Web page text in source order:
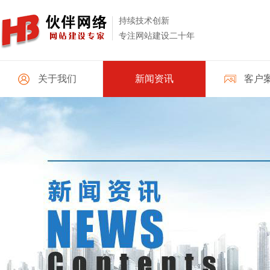
持续技术创新
专注网站建设二十年
关于我们 新闻资讯 客户